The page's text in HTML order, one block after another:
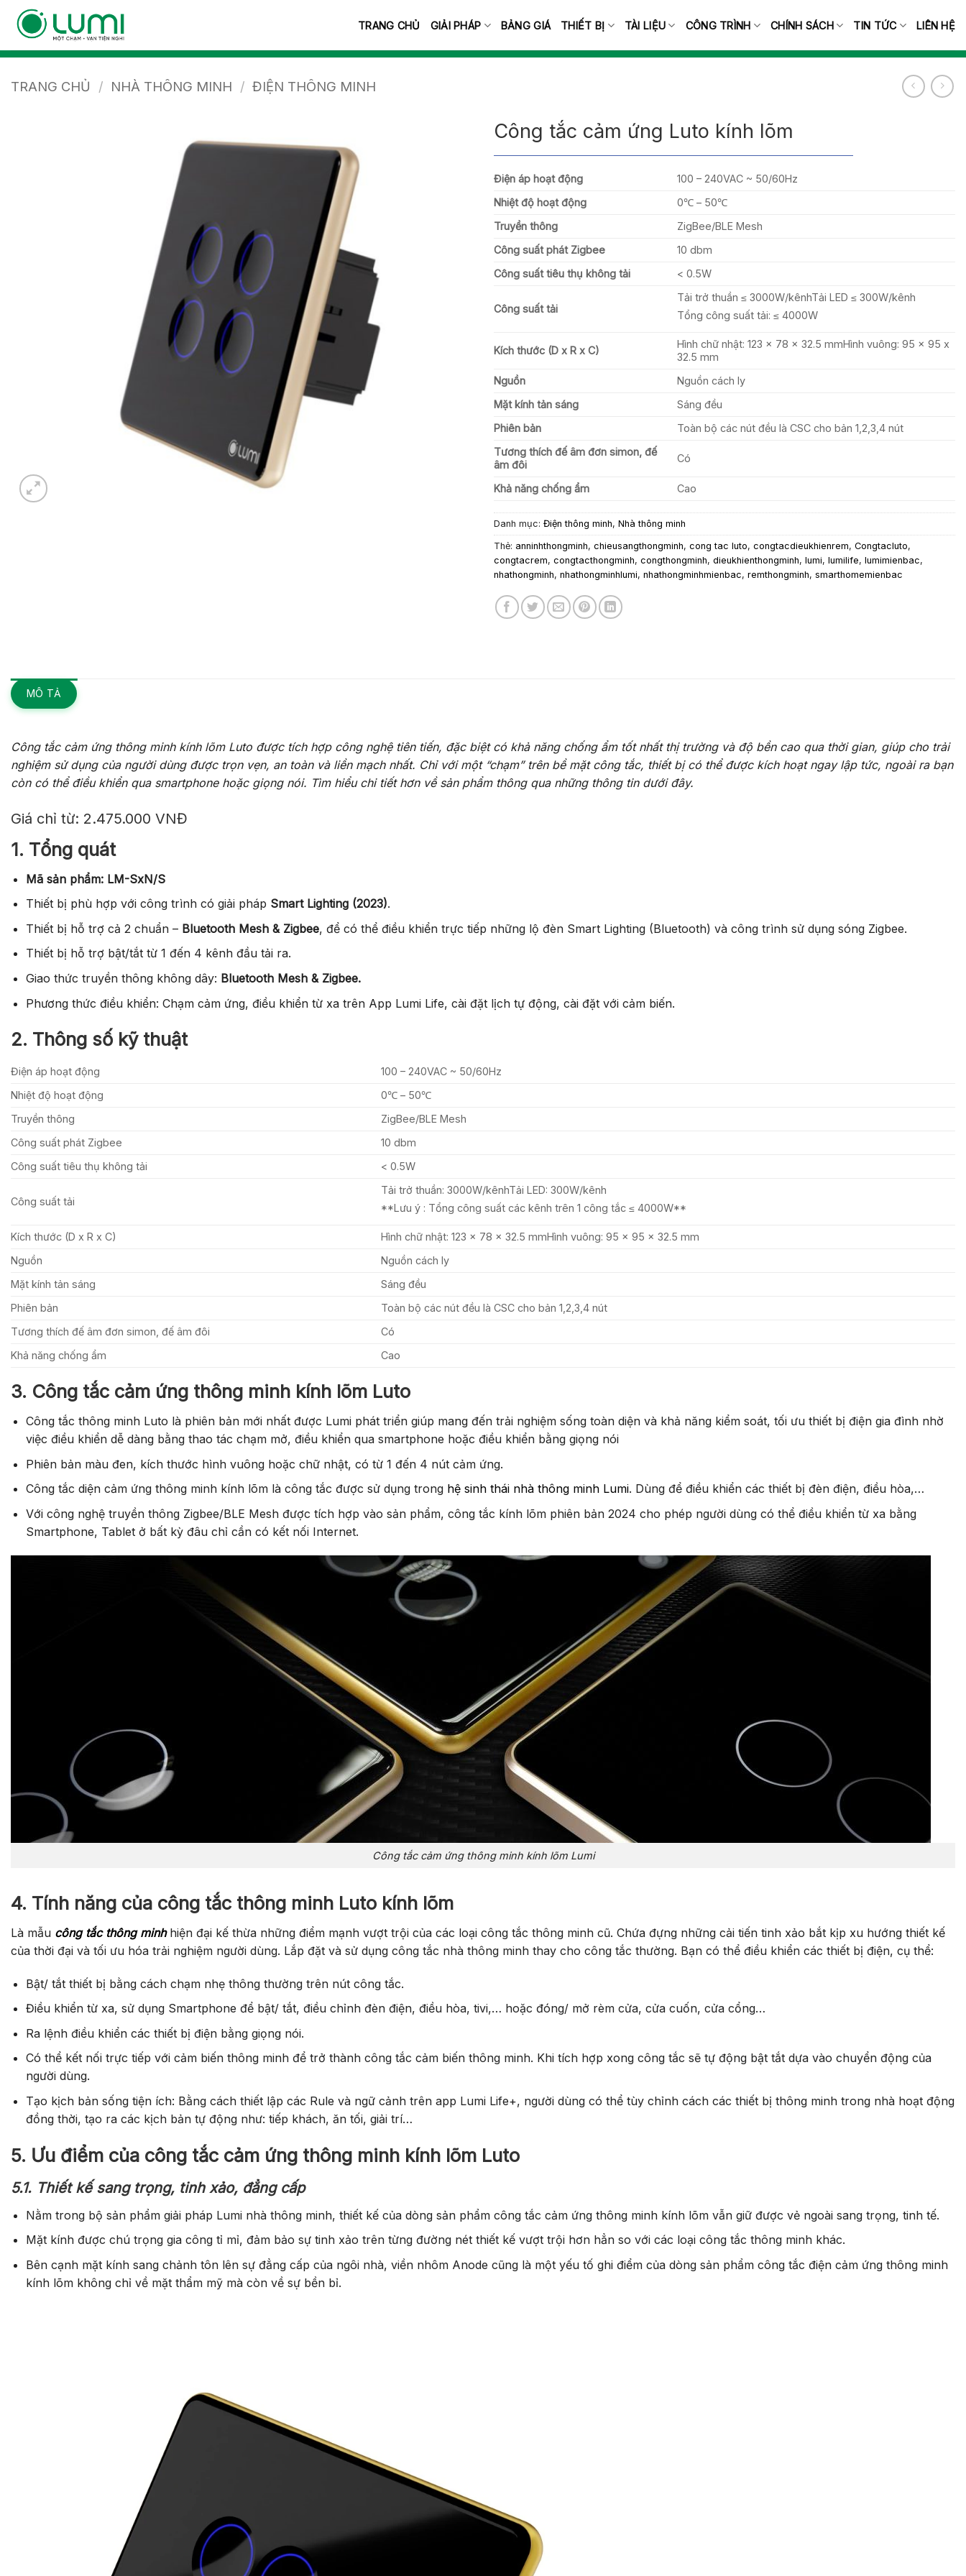
qua
dung
TRANG CHỦ GIẢI PHÁP BẢNG GIÁ THIẾT BỊ TÀI LIỆU CÔNG TRÌNH CHÍNH SÁCH TIN TỨC LIÊN HỆ
TRANG CHỦ / NHÀ THÔNG MINH / ĐIỆN THÔNG MINH
Công tắc cảm ứng Luto kính lõm
Điện áp hoạt động
100 – 240VAC ~ 50/60Hz
Nhiệt độ hoạt động
0℃ – 50℃
Truyền thông
ZigBee/BLE Mesh
Công suất phát Zigbee
10 dbm
Công suất tiêu thụ không tải
< 0.5W
Công suất tải
Tải trở thuần ≤ 3000W/kênhTải LED ≤ 300W/kênh
Tổng công suất tải: ≤ 4000W
Kích thước (D x R x C)
Hình chữ nhật: 123 x 78 x 32.5 mmHình vuông: 95 x 95 x
32.5 mm
Nguồn
Nguồn cách ly
Mặt kính tản sáng
Sáng đều
Phiên bản
Toàn bộ các nút đều là CSC cho bản 1,2,3,4 nút
Tương thích đế âm đơn simon, đế
âm đôi
Có
Khả năng chống ẩm Cao
Danh mục: Điện thông minh, Nhà thông minh
Thẻ: anninhthongminh, chieusangthongminh, cong tac luto, congtacdieukhienrem, Congtacluto,
congtacrem, congtacthongminh, congthongminh, dieukhienthongminh, lumi, lumilife, lumimienbac,
nhathongminh, nhathongminhlumi, nhathongminhmienbac, remthongminh, smarthomemienbac
MÔ TẢ
Công tắc cảm ứng thông minh kính lõm Luto được tích hợp công nghệ tiên tiến, đặc biệt có khả năng chống ẩm tốt nhất thị trường và độ bền cao qua thời gian, giúp cho trải
nghiệm sử dụng của người dùng được trọn vẹn, an toàn và liền mạch nhất. Chỉ với một “chạm” trên bề mặt công tắc, thiết bị có thể được kích hoạt ngay lập tức, ngoài ra bạn
còn có thể điều khiển qua smartphone hoặc giọng nói. Tìm hiểu chi tiết hơn về sản phẩm thông qua những thông tin dưới đây.
Giá chỉ từ: 2.475.000 VNĐ
1. Tổng quát
Mã sản phẩm: LM-SxN/S
Thiết bị phù hợp với công trình có giải pháp Smart Lighting (2023).
Thiết bị hỗ trợ cả 2 chuẩn – Bluetooth Mesh & Zigbee, để có thể điều khiển trực tiếp những lộ đèn Smart Lighting (Bluetooth) và công trình sử dụng sóng Zigbee.
Thiết bị hỗ trợ bật/tắt từ 1 đến 4 kênh đầu tải ra.
Giao thức truyền thông không dây: Bluetooth Mesh & Zigbee.
Phương thức điều khiển: Chạm cảm ứng, điều khiển từ xa trên App Lumi Life, cài đặt lịch tự động, cài đặt với cảm biến.
2. Thông số kỹ thuật
Điện áp hoạt động
100 – 240VAC ~ 50/60Hz
Nhiệt độ hoạt động
0℃ – 50℃
Truyền thông
ZigBee/BLE Mesh
Công suất phát Zigbee
10 dbm
Công suất tiêu thụ không tải
< 0.5W
Công suất tải
Tải trở thuần: 3000W/kênhTải LED: 300W/kênh
**Lưu ý : Tổng công suất các kênh trên 1 công tắc ≤ 4000W**
Kích thước (D x R x C)
Hình chữ nhật: 123 x 78 x 32.5 mmHình vuông: 95 x 95 x 32.5 mm
Nguồn
Nguồn cách ly
Mặt kính tản sáng
Sáng đều
Phiên bản
Toàn bộ các nút đều là CSC cho bản 1,2,3,4 nút
Tương thích đế âm đơn simon, đế âm đôi
Có
Khả năng chống ẩm
Cao
3. Công tắc cảm ứng thông minh kính lõm Luto
Công tắc thông minh Luto là phiên bản mới nhất được Lumi phát triển giúp mang đến trải nghiệm sống toàn diện và khả năng kiểm soát, tối ưu thiết bị điện gia đình nhờ
việc điều khiển dễ dàng bằng thao tác chạm mở, điều khiển qua smartphone hoặc điều khiển bằng giọng nói
Phiên bản màu đen, kích thước hình vuông hoặc chữ nhật, có từ 1 đến 4 nút cảm ứng.
Công tắc diện cảm ứng thông minh kính lõm là công tắc được sử dụng trong hệ sinh thái nhà thông minh Lumi. Dùng để điều khiển các thiết bị đèn điện, điều hòa,…
Với công nghệ truyền thông Zigbee/BLE Mesh được tích hợp vào sản phẩm, công tắc kính lõm phiên bản 2024 cho phép người dùng có thể điều khiển từ xa bằng
Smartphone, Tablet ở bất kỳ đâu chỉ cần có kết nối Internet.
Công tắc cảm ứng thông minh kính lõm Lumi
4. Tính năng của công tắc thông minh Luto kính lõm
Là mẫu công tắc thông minhhiện đại kế thừa những điểm mạnh vượt trội của các loại công tắc thông minh cũ. Chứa đựng những cải tiến tinh xảo bắt kịp xu hướng thiết kế
của thời đại và tối ưu hóa trải nghiệm người dùng. Lắp đặt và sử dụng công tắc nhà thông minh thay cho công tắc thường. Bạn có thể điều khiển các thiết bị điện, cụ thể:
Bật/ tắt thiết bị bằng cách chạm nhẹ thông thường trên nút công tắc.
Điều khiển từ xa, sử dụng Smartphone để bật/ tắt, điều chỉnh đèn điện, điều hòa, tivi,… hoặc đóng/ mở rèm cửa, cửa cuốn, cửa cổng…
Ra lệnh điều khiển các thiết bị điện bằng giọng nói.
Có thể kết nối trực tiếp với cảm biến thông minh để trở thành công tắc cảm biến thông minh. Khi tích hợp xong công tắc sẽ tự động bật tắt dựa vào chuyển động của
người dùng.
Tạo kịch bản sống tiện ích: Bằng cách thiết lập các Rule và ngữ cảnh trên app Lumi Life+, người dùng có thể tùy chỉnh cách các thiết bị thông minh trong nhà hoạt động
đồng thời, tạo ra các kịch bản tự động như: tiếp khách, ăn tối, giải trí…
5. Ưu điểm của công tắc cảm ứng thông minh kính lõm Luto
5.1. Thiết kế sang trọng, tinh xảo, đẳng cấp
Nằm trong bộ sản phẩm giải pháp Lumi nhà thông minh, thiết kế của dòng sản phẩm công tắc cảm ứng thông minh kính lõm vẫn giữ được vẻ ngoài sang trọng, tinh tế.
Mặt kính được chú trọng gia công tỉ mỉ, đảm bảo sự tinh xảo trên từng đường nét thiết kế vượt trội hơn hẳn so với các loại công tắc thông minh khác.
Bên cạnh mặt kính sang chảnh tôn lên sự đẳng cấp của ngôi nhà, viền nhôm Anode cũng là một yếu tố ghi điểm của dòng sản phẩm công tắc điện cảm ứng thông minh
kính lõm không chỉ về mặt thẩm mỹ mà còn về sự bền bỉ.